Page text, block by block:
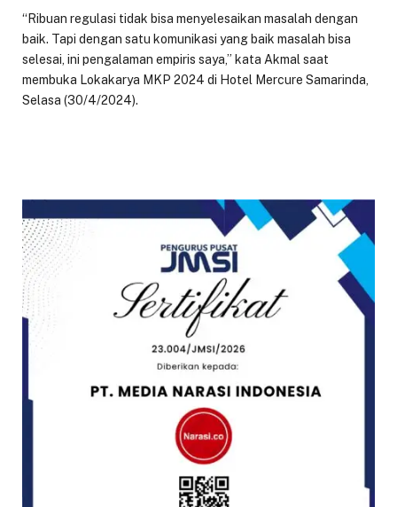
“Ribuan regulasi tidak bisa menyelesaikan masalah dengan
baik. Tapi dengan satu komunikasi yang baik masalah bisa
selesai, ini pengalaman empiris saya,” kata Akmal saat
membuka Lokakarya MKP 2024 di Hotel Mercure Samarinda,
Selasa (30/4/2024).